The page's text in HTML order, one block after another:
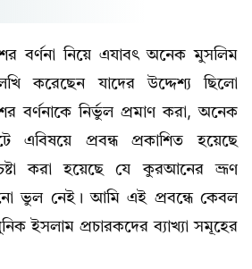
বর্ণনা নিয়ে এযাবৎ অনেক মুসলিম
করেছেন যাদের উদ্দেশ্য ছিলো
বর্ণনাকে নির্ভুল প্রমাণ করা, অনেক
এবিষয়ে প্রবন্ধ প্রকাশিত হয়েছে
করা হয়েছে যে কুরআনের ভ্রূণ
ভুল নেই। আমি এই প্রবন্ধে কেবল
ইসলাম প্রচারকদের ব্যাখ্যা সমূহের